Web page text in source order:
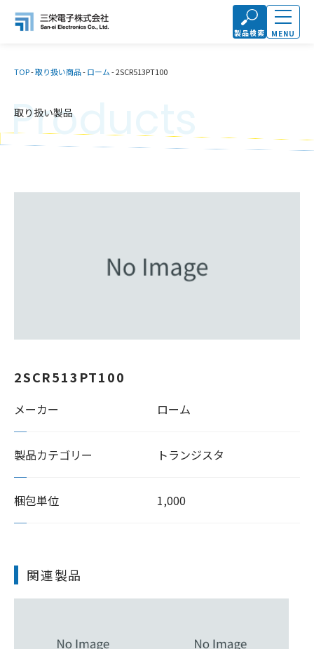
製品検索 MENU
TOP-取り扱い商品-ローム-2SCR513PT100
取り扱い製品
Products
2SCR513PT100
メーカー ローム
製品カテゴリー トランジスタ
梱包単位 1,000
関連製品